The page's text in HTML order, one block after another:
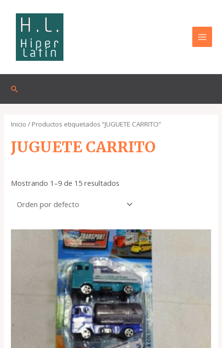
contenido
Buscar
Inicio / Productos etiquetados “JUGUETE CARRITO”
JUGUETE CARRITO
Mostrando 1–9 de 15 resultados